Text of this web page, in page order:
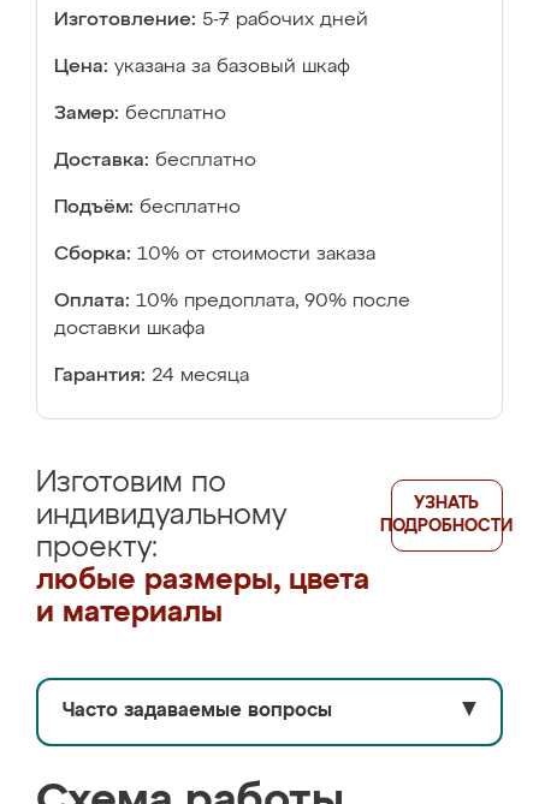
Изготовление: 5-7 рабочих дней
Цена: указана за базовый шкаф
Замер: бесплатно
Доставка: бесплатно
Подъём: бесплатно
Сборка: 10% от стоимости заказа
Оплата: 10% предоплата, 90% после
доставки шкафа
Гарантия: 24 месяца
Изготовим по
индивидуальному
проекту:
любые размеры, цвета
и материалы
УЗНАТЬ
ПОДРОБНОСТИ
Часто задаваемые вопросы ▼